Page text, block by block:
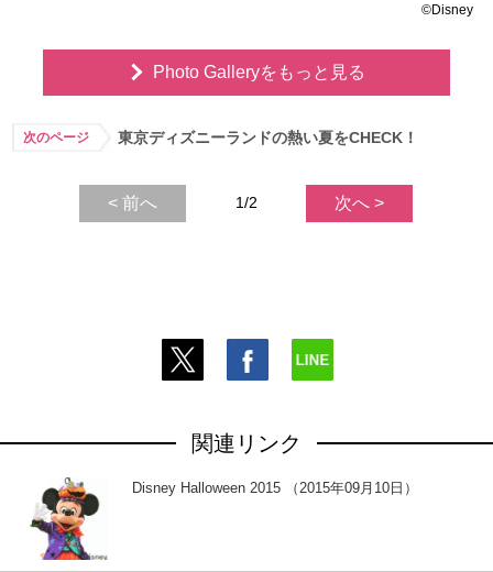
©Disney
Photo Galleryをもっと見る
次のページ 東京ディズニーランドの熱い夏をCHECK！
< 前へ 1/2 次へ >
関連リンク
Disney Halloween 2015 （2015年09月10日）